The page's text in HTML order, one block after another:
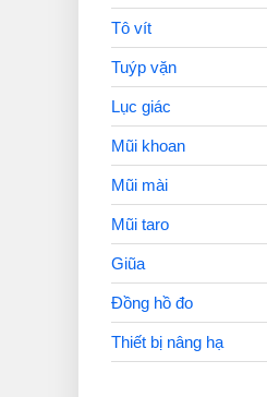
Tô vít
Tuýp vặn
Lục giác
Mũi khoan
Mũi mài
Mũi taro
Giũa
Đồng hồ đo
Thiết bị nâng hạ